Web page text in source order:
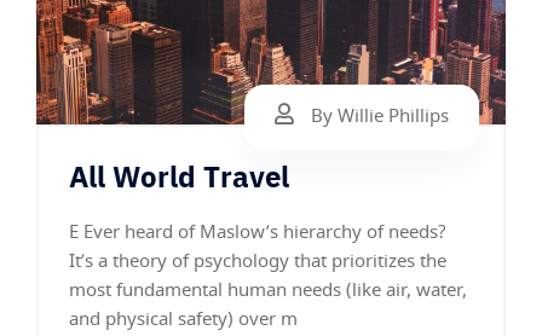
By Willie Phillips
All World Travel
E Ever heard of Maslow’s hierarchy of needs?
It’s a theory of psychology that prioritizes the
most fundamental human needs (like air, water,
and physical safety) over m